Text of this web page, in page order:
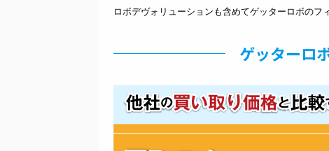
ロボデヴォリューションも含めてゲッターロボのフ
ゲッターロ